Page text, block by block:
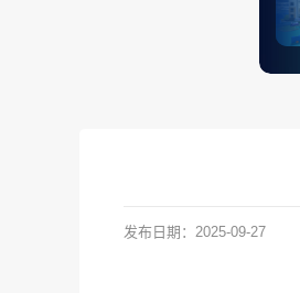
发布日期： 2025-09-27